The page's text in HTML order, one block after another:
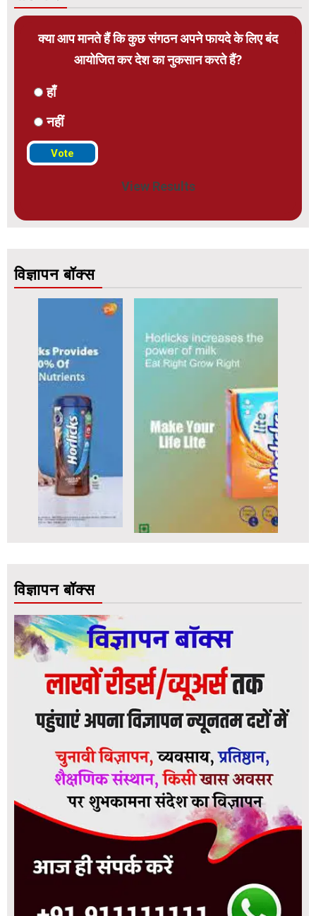
क्या आप मानते हैं कि कुछ संगठन अपने फायदे के लिए बंद
आयोजित कर देश का नुकसान करते हैं?
हाँ
नहीं
View Results
विज्ञापन बॉक्स
विज्ञापन बॉक्स